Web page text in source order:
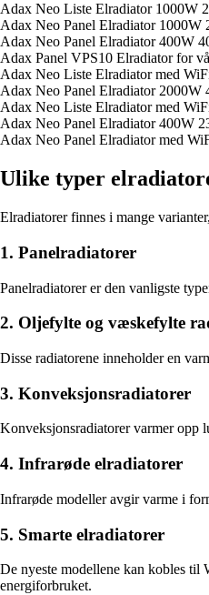
Adax Neo Liste Elradiator 1000W
Adax Neo Panel Elradiator
Adax Neo Panel Elradiator 400W
Adax Panel VPS10 Elradiator for
Adax Neo Liste Elradiator med
Adax Neo Panel Elradiator
Adax Neo Liste Elradiator med
Adax Neo Panel Elradiator 400W
Adax Neo Panel Elradiator med
Ulike typer
Elradiatorer finnes i mange
1. Panelradiatorer
Panelradiatorer er den vanligste
2. Oljefylte og væskefylte
Disse radiatorene inneholder en
3. Konveksjonsradiatorer
Konveksjonsradiatorer varmer opp
4. Infrarøde elradiatorer
Infrarøde modeller avgir varme i
5. Smarte elradiatorer
De nyeste modellene kan kobles til
energiforbruket.